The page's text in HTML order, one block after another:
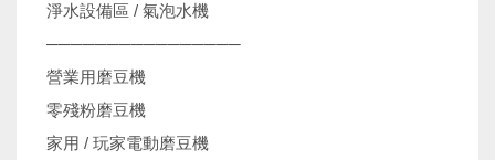
淨水設備區 / 氣泡水機
────────────────
營業用磨豆機
零殘粉磨豆機
家用 / 玩家電動磨豆機